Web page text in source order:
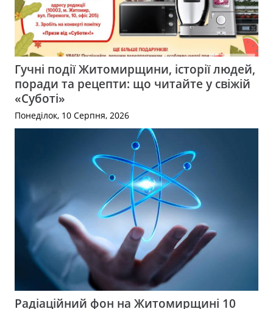
Гучні події Житомирщини, історії людей,
поради та рецепти: що читайте у свіжій
«Суботі»
Понеділок, 10 Серпня, 2026
Радіаційний фон на Житомирщині 10